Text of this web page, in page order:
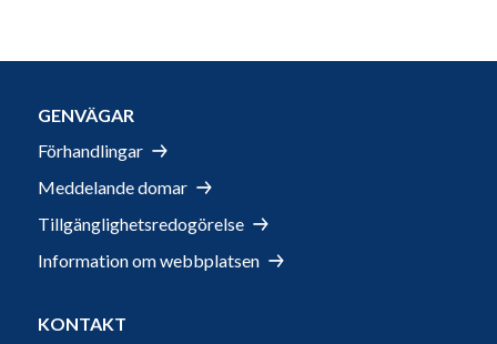
GENVÄGAR
Förhandlingar
Meddelande domar
Tillgänglighetsredogörelse
Information om webbplatsen
KONTAKT